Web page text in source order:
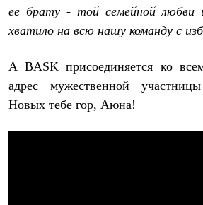
ее брату - той семейной любви
хватило на всю нашу команду с
А BASK присоединяется ко
адрес мужественной
Новых тебе гор, Аюна!